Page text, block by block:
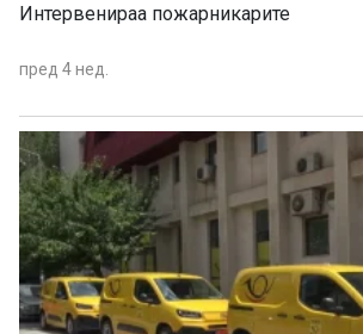
Интервенираа пожарникарите
пред 4 нед.